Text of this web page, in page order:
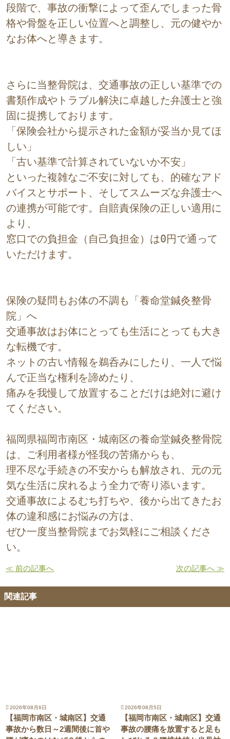
段階で、事故の衝撃によって歪んでしまった骨
格や骨盤を正しい位置へと調整し、元の健やか
なお体へと導きます。
さらに当整骨院は、交通事故の正しい基準での
書類作成やトラブル解決に卓越した弁護士と強
固に提携しております。
「保険会社から提示された金額が妥当か見てほ
しい」
「古い基準で計算されていないか不安」
といった複雑なご不安に対しても、的確なアド
バイスとサポート、そしてスムーズな弁護士へ
の連携が可能です。自賠責保険の正しい適用に
より、
窓口での負担金（自己負担金）は0円で通って
いただけます。
保険の疑問もお体の不調も「養命堂鍼灸整骨
院」へ
交通事故はお体にとっても生活にとっても大き
な転機です。
ネットの古い情報を鵜呑みにしたり、一人で悩
んで正当な権利を諦めたり、
痛みを我慢して放置することだけは絶対に避け
てください。
福岡県福岡市南区・城南区の養命堂鍼灸整骨院
は、ご利用者様が怪我の苦痛からも、
理不尽な手続きの不安からも解放され、元の元
気な生活に戻れるよう全力で寄り添います。
交通事故によるむち打ちや、後から出てきたお
体の違和感にお悩みの方は、
ぜひ一度当整骨院までお気軽にご相談くださ
い。
≪ 前の記事へ 次の記事へ ≫
関連記事
2026年08月6日
【福岡市南区・城南区】交通
事故から数日～2週間後に首や
2026年08月5日
【福岡市南区・城南区】交通
事故の腰痛を放置すると足も